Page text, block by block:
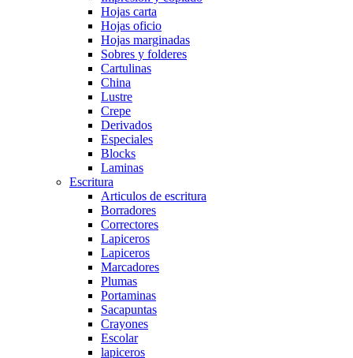
Hojas carta
Hojas oficio
Hojas marginadas
Sobres y folderes
Cartulinas
China
Lustre
Crepe
Derivados
Especiales
Blocks
Laminas
Escritura
Articulos de escritura
Borradores
Correctores
Lapiceros
Lapiceros
Marcadores
Plumas
Portaminas
Sacapuntas
Crayones
Escolar
lapiceros